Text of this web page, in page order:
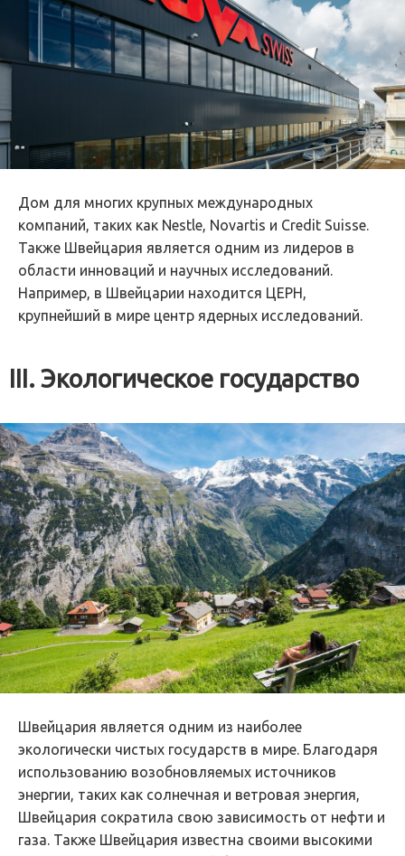
Дом для многих крупных международных
компаний, таких как Nestle, Novartis и Credit Suisse.
Также Швейцария является одним из лидеров в
области инноваций и научных исследований.
Например, в Швейцарии находится ЦЕРН,
крупнейший в мире центр ядерных исследований.
III. Экологическое государство
Швейцария является одним из наиболее
экологически чистых государств в мире. Благодаря
использованию возобновляемых источников
энергии, таких как солнечная и ветровая энергия,
Швейцария сократила свою зависимость от нефти и
газа. Также Швейцария известна своими высокими